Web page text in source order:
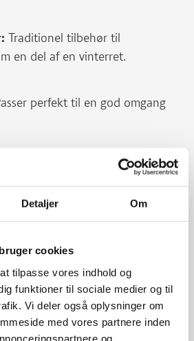
Detaljer Om
cookies
tilpasse vores indhold og
funktioner til sociale medier og til
Vi deler også oplysninger om
med vores partnere inden
og
Traditionel tilbehør til
en del af en vinterret.
perfekt til en god omgang
En sød og syrlig godbid, perfekt
ost.
pærer.
dine syltede annanas ovenpå